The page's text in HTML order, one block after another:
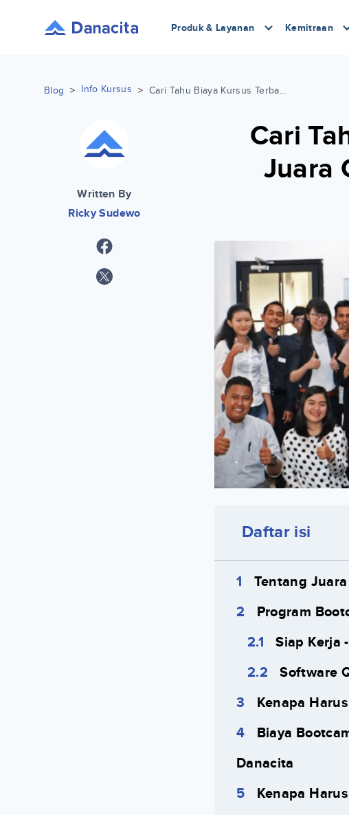
Produk & Layanan Kemitraan
Blog > Info Kursus > Cari Tahu Biaya Kursus Terbaru di Juara Coding, Ada Opsi Cicilan!
Written By
Ricky Sudewo
Cari
Juara
Daftar isi
Tentang
Program
Siap Kerja
Software
Kenapa
Biaya
Danacita
Kenapa